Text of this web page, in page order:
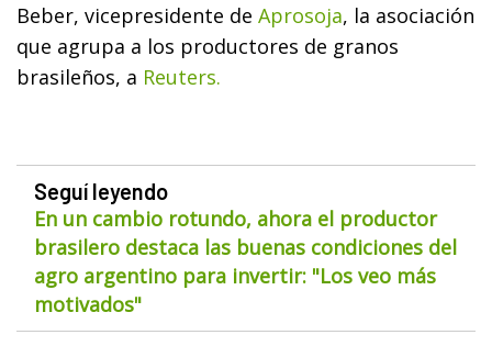
Beber, vicepresidente de Aprosoja, la asociación
que agrupa a los productores de granos
brasileños, a Reuters.
Seguí leyendo
En un cambio rotundo, ahora el productor
brasilero destaca las buenas condiciones del
agro argentino para invertir: "Los veo más
motivados"